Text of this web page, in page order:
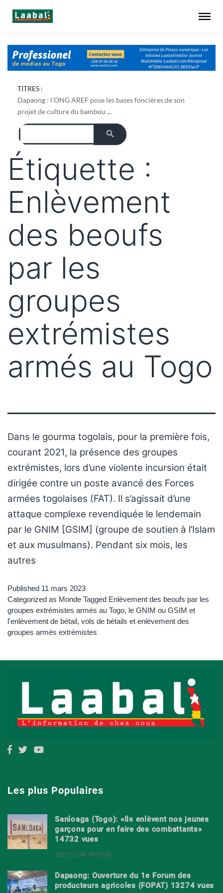
TITRES :
Dapaong : l'ONG AREF pose les bases foncières de son
projet de culture du bambou ...
Étiquette :
Enlèvement
des beoufs
par les
groupes
extrémistes
armés au Togo
Dans le gourma togolais, pour la première fois,
courant 2021, la présence des groupes
extrémistes, lors d’une violente incursion était
dirigée contre un poste avancé des Forces
armées togolaises (FAT). Il s’agissait d’une
attaque complexe revendiquée le lendemain
par le GNIM [GSIM] (groupe de soutien à l’Islam
et aux musulmans). Pendant six mois, les
autres
Published 11 mars 2023
Categorized as Monde Tagged Enlèvement des beoufs par les
groupes extrémistes armés au Togo, le GNIM ou GSIM et
l'enlèvement de bétail, vols de bétails et enlèvement des
groupes armés extrémistes
Les plus Populaires
Sanloaga (Togo): «Ils enlèvent nos jeunes
garçons pour en faire des combattants»
14732 vues
2022-12-24 18:27:30
Dapaong: Ouverture du 1e Forum des
producteurs agricoles (FOPAT) 13274 vues